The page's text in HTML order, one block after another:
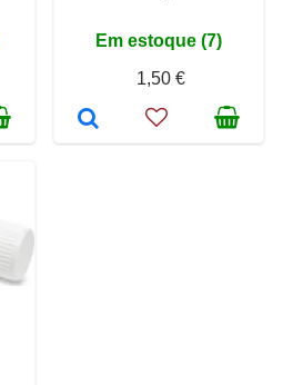
Em estoque (7)
1,50 €